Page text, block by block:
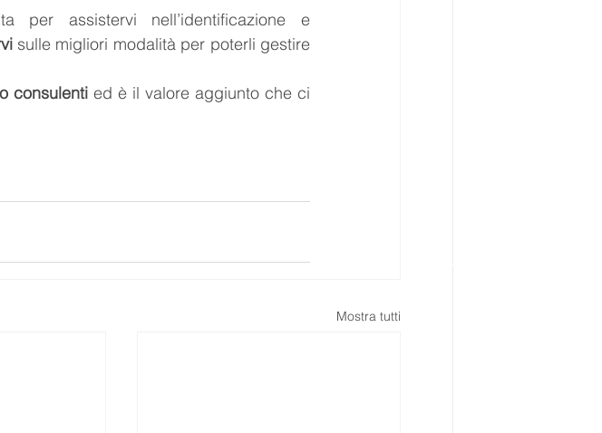
per assistervi nell’identificazione e
sulle migliori modalità per poterli gestire
consulenti ed è il valore aggiunto che ci
Mostra tutti